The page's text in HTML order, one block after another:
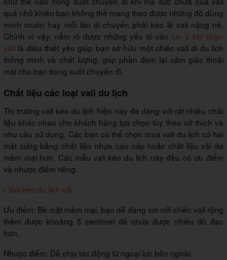
quá nhỏ khiến bạn không thể mang theo được những đồ dùng
mình muốn hay mỗi lần di chuyển phải kéo lê vali nặng nề.
Chính vì vậy, nắm rõ được những yếu tố cần lưu ý khi chọn
vali là điều thiết yếu giúp bạn sở hữu một chiếc vali di du lich
thông minh và chất lượng, góp phần đem lại cảm giác thoải
mái cho bạn trong suốt chuyến đi.
Chất liệu các loại vali du lịch
Thị trường vali kéo du lịch hiện nay đa dạng với rất nhiều chất
liệu khác nhau cho khách hàng lựa chọn tùy theo sở thích và
nhu cầu sử dụng. Các bạn có thể chọn mua vali du lịch có hai
mặt cứng bằng chất liệu nhựa cao cấp hoặc chất liệu vải da
mềm mại hơn. Các mẫu vali kéo du lịch này đều có ưu điểm
và nhược điểm riêng.
- Vali kéo du lịch vải
Ưu điểm: Bề mặt mềm mại, bạn dễ dàng cơi nới chiếc vali rộng
thêm được khoảng 5 centimet để chứa được nhiều đồ đạc
hơn.
Nhược điểm: Dễ chịu tác động từ ngoại lực bên ngoài.